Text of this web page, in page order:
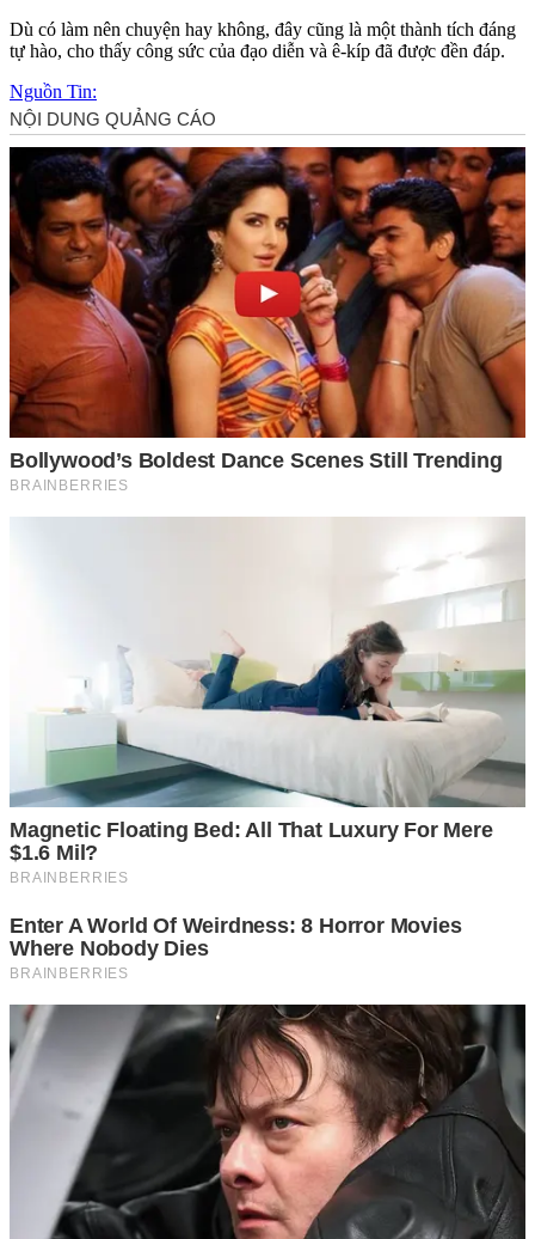
Dù có làm nên chuyện hay không, đây cũng là một thành tích đáng
tự hào, cho thấy công sức của đạo diễn và ê-kíp đã được đền đáp.
Nguồn Tin: